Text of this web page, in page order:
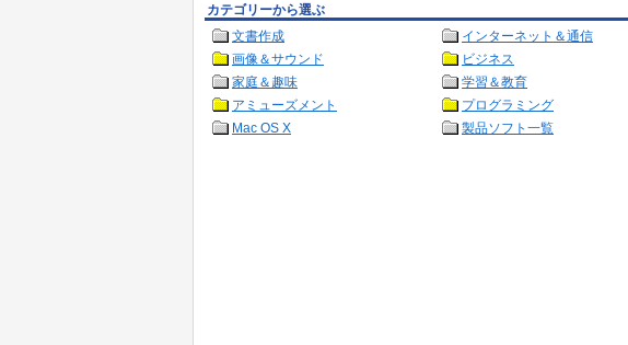
カテゴリーから選ぶ
文書作成
インターネット＆通信
画像＆サウンド
ビジネス
家庭＆趣味
学習＆教育
アミューズメント
プログラミング
Mac OS X
製品ソフト一覧